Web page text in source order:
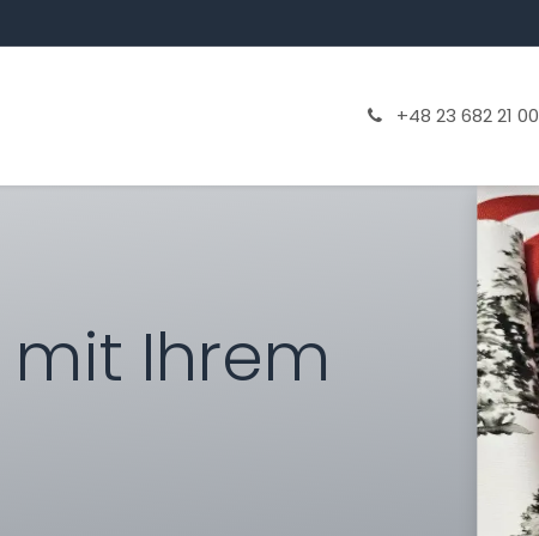
+48 23 682 21 00
Ihrem